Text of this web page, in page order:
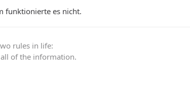
funktionierte es nicht.
rules in life:
of the information.